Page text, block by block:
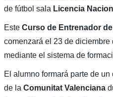
de fútbol sala Licencia
Este Curso de Entrenador
comenzará el 23 de diciembre
mediante el sistema de
El alumno formará parte de
de la Comunitat Valenciana